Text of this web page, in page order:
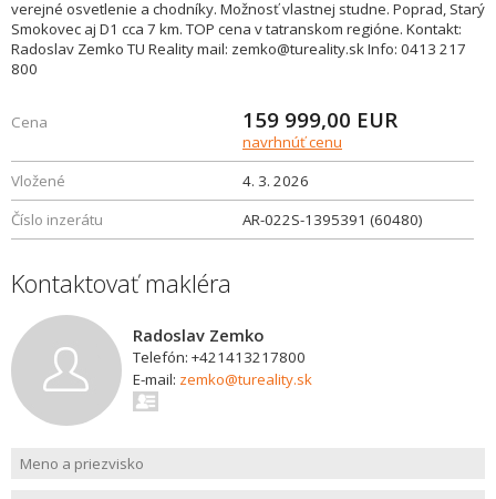
verejné osvetlenie a chodníky. Možnosť vlastnej studne. Poprad, Starý
Smokovec aj D1 cca 7 km. TOP cena v tatranskom regióne. Kontakt:
Radoslav Zemko TU Reality mail: zemko@tureality.sk Info: 0413 217
800
Cena 159 999,00 EUR
navrhnúť cenu
Vložené
4. 3. 2026
Číslo inzerátu
AR-022S-1395391 (60480)
Kontaktovať makléra
Radoslav Zemko
Telefón: +421413217800
E-mail: zemko@tureality.sk